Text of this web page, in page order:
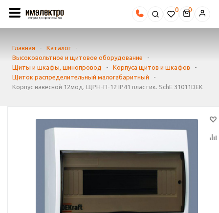
0
Главная - Каталог
-
Высоковольтное и щитовое оборудование
-
Щиты и шкафы, шинопровод
- Корпуса щитов и шкафов
-
Щиток распределительный малогабаритный
-
Корпус навесной 12мод. ЩРН-П-12 IP41 пластик. SchE 31011DEK